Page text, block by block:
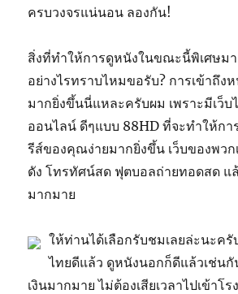
ครบวงจรแน่นอน ลองกัน!
สิ่งที่ทำให้การดูหนังในขณะนี้พิเศษมา
อย่างไรทราบไหมขอรับ? การเข้าถึง
มากยิ่งขึ้นนี่แหละครับผม เพราะมีเว็บ
ออนไลน์ ดีๆแบบ 88HD ที่จะทำให้ก
รีส์ของคุณง่ายมากยิ่งขึ้น เว็บของพว
ดัง โทรทัศน์สด ฟุตบอลถ่ายทอดสด แ
มากมาย
ให้ท่านได้เลือกรับชมเลยล่ะนะค
ไทยดีแล้ว ดูหนังนอกก็ดีแล้วเช่นกั
เงินมากมาย ไม่ต้องเสียเวลาไปเข้าโร